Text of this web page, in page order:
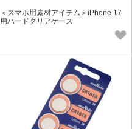
＜スマホ用素材アイテム＞iPhone 17
用ハードクリアケース